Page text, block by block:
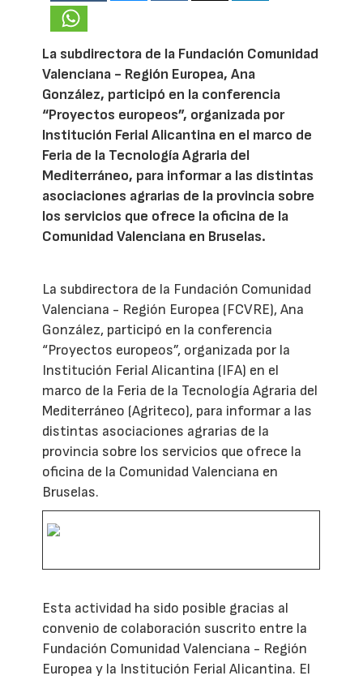
La subdirectora de la Fundación Comunidad
Valenciana - Región Europea, Ana
González, participó en la conferencia
“Proyectos europeos”, organizada por
Institución Ferial Alicantina en el marco de
Feria de la Tecnología Agraria del
Mediterráneo, para informar a las distintas
asociaciones agrarias de la provincia sobre
los servicios que ofrece la oficina de la
Comunidad Valenciana en Bruselas.
La subdirectora de la Fundación Comunidad
Valenciana - Región Europea (FCVRE), Ana
González, participó en la conferencia
“Proyectos europeos”, organizada por la
Institución Ferial Alicantina (IFA) en el
marco de la Feria de la Tecnología Agraria del
Mediterráneo (Agriteco), para informar a las
distintas asociaciones agrarias de la
provincia sobre los servicios que ofrece la
oficina de la Comunidad Valenciana en
Bruselas.
Esta actividad ha sido posible gracias al
convenio de colaboración suscrito entre la
Fundación Comunidad Valenciana - Región
Europea y la Institución Ferial Alicantina. El